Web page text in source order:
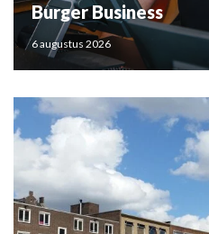
Burger Business
6 augustus 2026